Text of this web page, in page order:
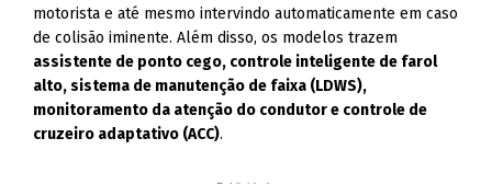
motorista e até mesmo intervindo automaticamente em caso
de colisão iminente. Além disso, os modelos trazem
assistente de ponto cego, controle inteligente de farol
alto, sistema de manutenção de faixa (LDWS),
monitoramento da atenção do condutor e controle de
cruzeiro adaptativo (ACC).